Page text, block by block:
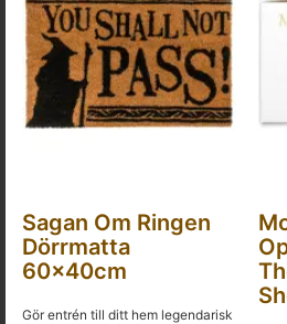
Sagan Om Ringen
Dörrmatta
60x40cm
Gör entrén till ditt hem legendarisk